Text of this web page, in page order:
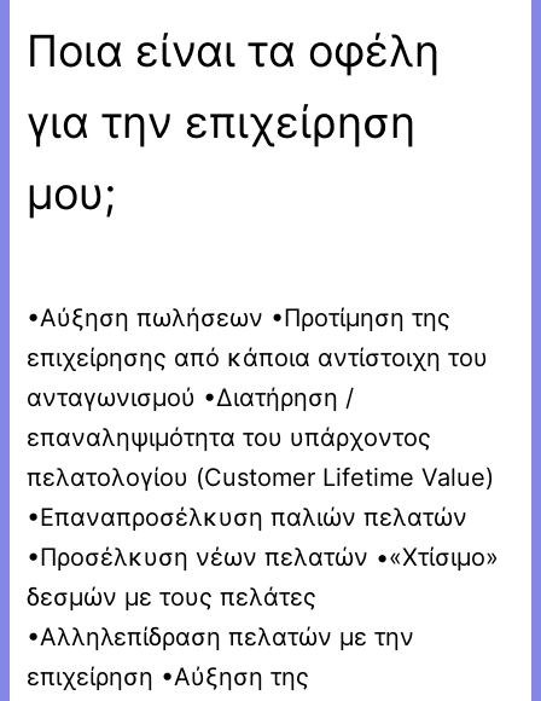
Ποια είναι τα οφέλη
για την επιχείρηση
μου;
•Αύξηση πωλήσεων •Προτίμηση της
επιχείρησης από κάποια αντίστοιχη του
ανταγωνισμού •Διατήρηση /
επαναληψιμότητα του υπάρχοντος
πελατολογίου (Customer Lifetime Value)
•Επαναπροσέλκυση παλιών πελατών
•Προσέλκυση νέων πελατών •«Χτίσιμο»
δεσμών με τους πελάτες
•Αλληλεπίδραση πελατών με την
επιχείρηση •Αύξηση της